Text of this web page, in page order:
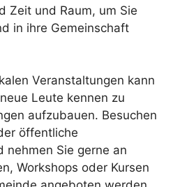
Zeit und Raum, um Sie
in ihre Gemeinschaft
Veranstaltungen kann
Leute kennen zu
aufzubauen. Besuchen
öffentliche
nehmen Sie gerne an
Workshops oder Kursen